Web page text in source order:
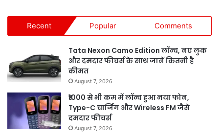
Recent Popular Comments
Tata Nexon Camo Edition लॉन्च, नए लुक
और दमदार फीचर्स के साथ जानें कितनी है
कीमत
August 7, 2026
₹1000 से भी कम में लॉन्च हुआ नया फोन,
Type-C चार्जिंग और Wireless FM जैसे
दमदार फीचर्स
August 7, 2026